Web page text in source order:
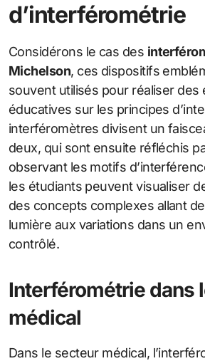
d’interférométrie
Considérons le cas des
Michelson, ces dispositifs
souvent utilisés pour réaliser des
éducatives sur les principes
interféromètres divisent un
deux, qui sont ensuite réfléchis
observant les motifs
les étudiants peuvent visualiser
des concepts complexes allant
lumière aux variations dans un
contrôlé.
Interférométrie dans
médical
Dans le secteur médical,